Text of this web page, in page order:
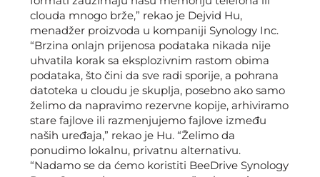
clouda mnogo brže,” rekao je Dejvid Hu,
menadžer proizvoda u kompaniji Synology Inc.
“Brzina onlajn prijenosa podataka nikada nije
uhvatila korak sa eksplozivnim rastom obima
podataka, što čini da sve radi sporije, a pohrana
datoteka u cloudu je skuplja, posebno ako samo
želimo da napravimo rezervne kopije, arhiviramo
stare fajlove ili razmenjujemo fajlove između
naših uređaja,” rekao je Hu. “Želimo da
ponudimo lokalnu, privatnu alternativu.
“Nadamo se da ćemo koristiti BeeDrive Synology